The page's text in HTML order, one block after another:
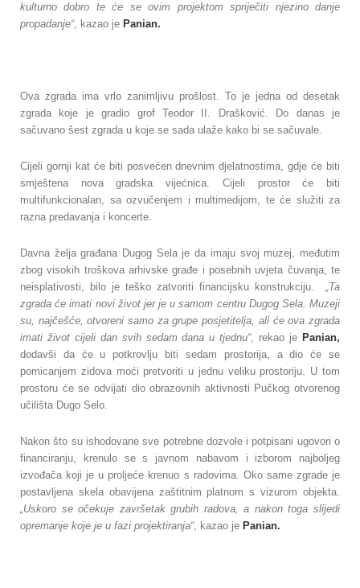
kulturno dobro te će se ovim projektom spriječiti njezino danje
propadanje“, kazao je Panian.
Ova zgrada ima vrlo zanimljivu prošlost. To je jedna od desetak
zgrada koje je gradio grof Teodor II. Drašković. Do danas je
sačuvano šest zgrada u koje se sada ulaže kako bi se sačuvale.
Cijeli gornji kat će biti posvećen dnevnim djelatnostima, gdje će biti
smještena nova gradska vijećnica. Cijeli prostor će biti
multifunkcionalan, sa ozvučenjem i multimedijom, te će služiti za
razna predavanja i koncerte.
Davna želja građana Dugog Sela je da imaju svoj muzej, međutim
zbog visokih troškova arhivske građe i posebnih uvjeta čuvanja, te
neisplativosti, bilo je teško zatvoriti financijsku konstrukciju. „Ta
zgrada će imati novi život jer je u samom centru Dugog Sela. Muzeji
su, najčešće, otvoreni samo za grupe posjetitelja, ali će ova zgrada
imati život cijeli dan svih sedam dana u tjednu“, rekao je Panian,
dodavši da će u potkrovlju biti sedam prostorija, a dio će se
pomicanjem zidova moći pretvoriti u jednu veliku prostoriju. U tom
prostoru će se odvijati dio obrazovnih aktivnosti Pučkog otvorenog
učilišta Dugo Selo.
Nakon što su ishodovane sve potrebne dozvole i potpisani ugovori o
financiranju, krenulo se s javnom nabavom i izborom najboljeg
izvođača koji je u proljeće krenuo s radovima. Oko same zgrade je
postavljena skela obavijena zaštitnim platnom s vizurom objekta.
„Uskoro se očekuje završetak grubih radova, a nakon toga slijedi
opremanje koje je u fazi projektiranja“, kazao je Panian.